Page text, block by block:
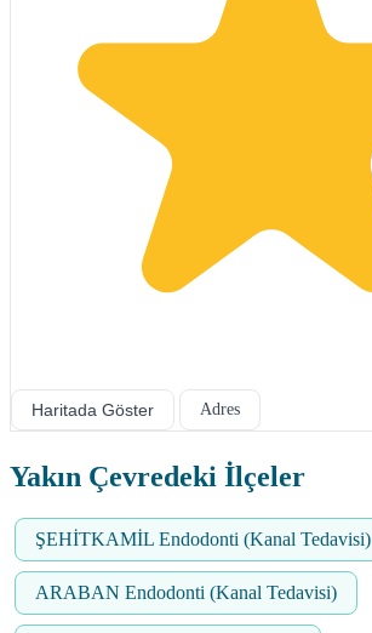
Haritada Göster Adres
Yakın Çevredeki İlçeler
ŞEHİTKAMİL Endodonti (Kanal Tedavisi)
ARABAN Endodonti (Kanal Tedavisi)